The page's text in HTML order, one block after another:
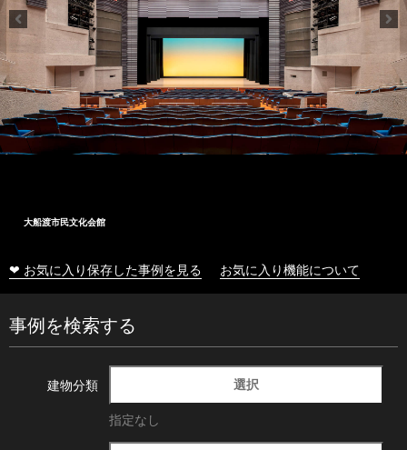
大船渡市民文化会館
❤ お気に入り保存した事例を見る お気に入り機能について
事例を検索する
建物分類 選択
指定なし